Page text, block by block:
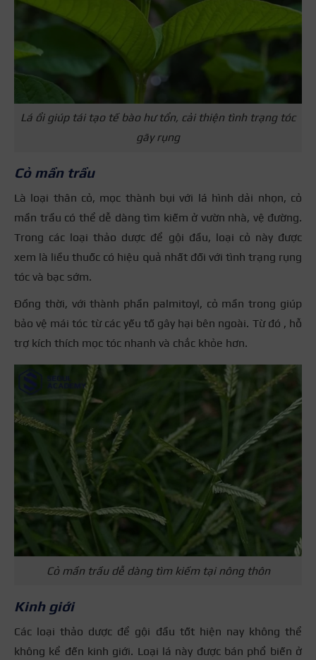
Lá ổi giúp tái tạo tế bào hư tổn, cải thiện tình trạng tóc
gãy rụng
Cỏ mần trầu
Là loại thân cỏ, mọc thành bụi với lá hình dải nhọn, cỏ
mần trầu có thể dễ dàng tìm kiếm ở vườn nhà, vệ đường.
Trong các loại thảo dược để gội đầu, loại cỏ này được
xem là liều thuốc có hiệu quả nhất đối với tình trạng rụng
tóc và bạc sớm.
Đồng thời, với thành phần palmitoyl, cỏ mần trong giúp
bảo vệ mái tóc từ các yếu tố gây hại bên ngoài. Từ đó , hỗ
trợ kích thích mọc tóc nhanh và chắc khỏe hơn.
Cỏ mần trầu dễ dàng tìm kiếm tại nông thôn
Kinh giới
Các loại thảo dược để gội đầu tốt hiện nay không thể
không kể đến kinh giới. Loại lá này được bán phổ biến ở